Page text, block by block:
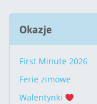
Okazje
First Minute 2026
Ferie zimowe
Walentynki